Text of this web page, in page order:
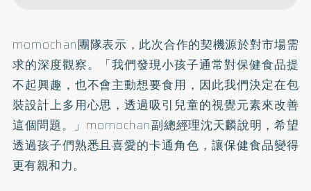
momochan團隊表示，此次合作的契機源於對市場需
求的深度觀察。「我們發現小孩子通常對保健食品提
不起興趣，也不會主動想要食用，因此我們決定在包
裝設計上多用心思，透過吸引兒童的視覺元素來改善
這個問題。」momochan副總經理沈天麟說明，希望
透過孩子們熟悉且喜愛的卡通角色，讓保健食品變得
更有親和力。